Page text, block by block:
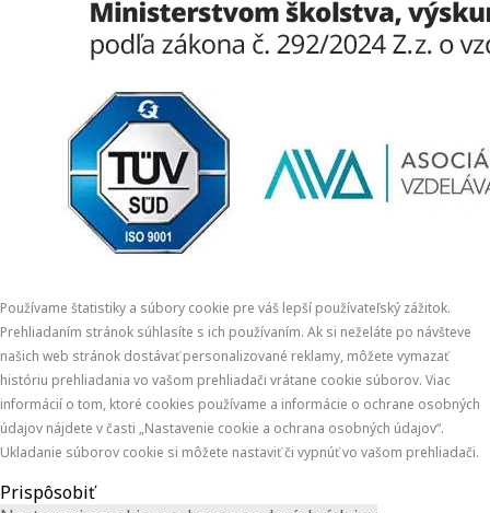
Používame štatistiky a súbory cookie pre váš lepší používateľský zážitok.
Prehliadaním stránok súhlasíte s ich používaním. Ak si neželáte po návšteve
našich web stránok dostávať personalizované reklamy, môžete vymazať
históriu prehliadania vo vašom prehliadači vrátane cookie súborov. Viac
informácií o tom, ktoré cookies používame a informácie o ochrane osobných
údajov nájdete v časti „Nastavenie cookie a ochrana osobných údajov“.
Ukladanie súborov cookie si môžete nastaviť či vypnúť vo vašom prehliadači.
Prispôsobiť